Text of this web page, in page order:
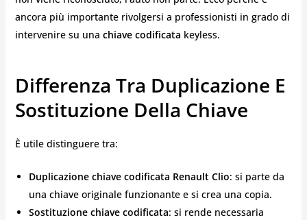
ancora più importante rivolgersi a professionisti in grado di
intervenire su una chiave codificata keyless.
Differenza Tra Duplicazione E
Sostituzione Della Chiave
È utile distinguere tra:
Duplicazione chiave codificata Renault Clio: si parte da
una chiave originale funzionante e si crea una copia.
Sostituzione chiave codificata: si rende necessaria